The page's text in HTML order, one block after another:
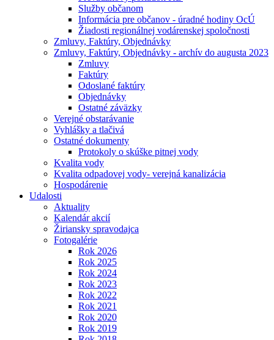
Služby občanom
Informácia pre občanov - úradné hodiny OcÚ
Žiadosti regionálnej vodárenskej spoločnosti
Zmluvy, Faktúry, Objednávky
Zmluvy, Faktúry, Objednávky - archív do augusta 2023
Zmluvy
Faktúry
Odoslané faktúry
Objednávky
Ostatné záväzky
Verejné obstarávanie
Vyhlášky a tlačivá
Ostatné dokumenty
Protokoly o skúške pitnej vody
Kvalita vody
Kvalita odpadovej vody- verejná kanalizácia
Hospodárenie
Udalosti
Aktuality
Kalendár akcií
Žiriansky spravodajca
Fotogalérie
Rok 2026
Rok 2025
Rok 2024
Rok 2023
Rok 2022
Rok 2021
Rok 2020
Rok 2019